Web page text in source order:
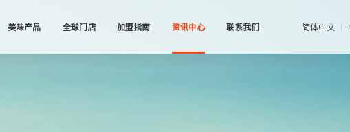
美味产品 全球门店 加盟指南 资讯中心 联系我们 简体中文